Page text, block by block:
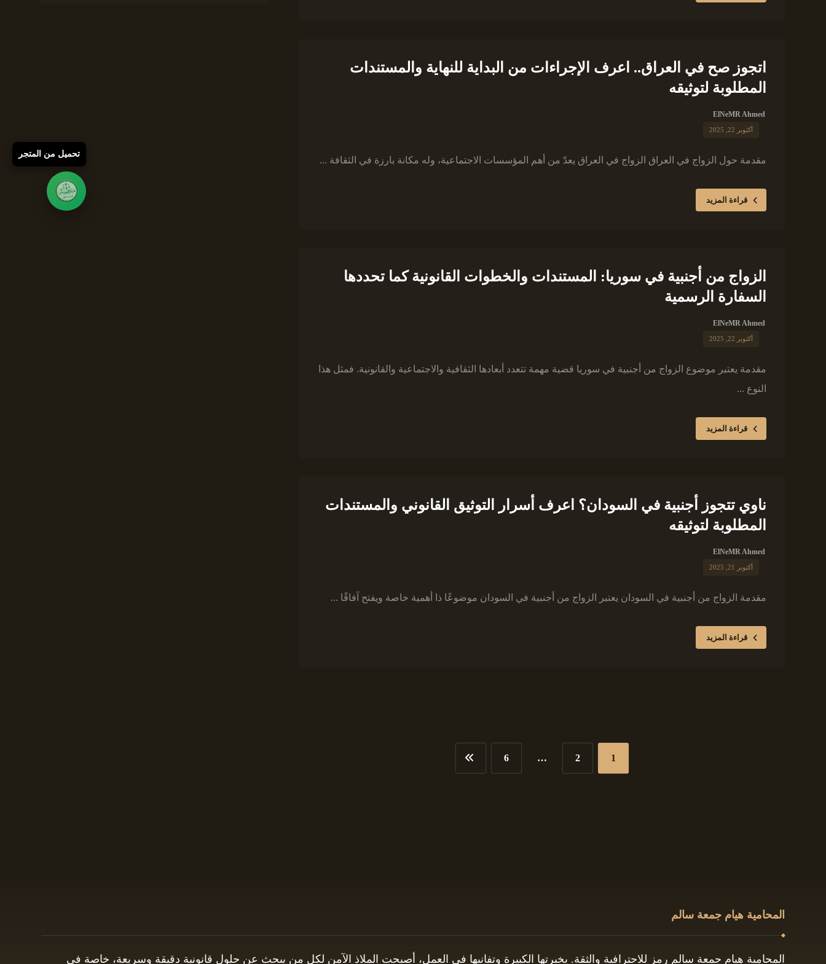
اتجوز صح في العراق.. اعرف الإجراءات من البداية للنهاية والمستندات
المطلوبة لتوثيقه
ElNeMR Ahmed
أكتوبر 22, 2025
مقدمة حول الزواج في العراق الزواج في العراق يعدّ من أهم المؤسسات الاجتماعية، وله مكانة بارزة في الثقافة ...
قراءة المزيد
الزواج من أجنبية في سوريا: المستندات والخطوات القانونية كما تحددها
السفارة الرسمية
ElNeMR Ahmed
أكتوبر 22, 2025
مقدمة يعتبر موضوع الزواج من أجنبية في سوريا قضية مهمة تتعدد أبعادها الثقافية والاجتماعية والقانونية. فمثل هذا
النوع ...
قراءة المزيد
ناوي تتجوز أجنبية في السودان؟ اعرف أسرار التوثيق القانوني والمستندات
المطلوبة لتوثيقه
ElNeMR Ahmed
أكتوبر 21, 2025
مقدمة الزواج من أجنبية في السودان يعتبر الزواج من أجنبية في السودان موضوعًا ذا أهمية خاصة ويفتح آفاقًا ...
قراءة المزيد
1
2
…
6
المحامية هيام جمعة سالم
المحامية هيام جمعة سالم رمز للاحترافية والثقة. بخبرتها الكبيرة وتفانيها في العمل، أصبحت الملاذ الآمن لكل من يبحث عن حلول قانونية دقيقة وسريعة، خاصة في
تحميل من المتجر